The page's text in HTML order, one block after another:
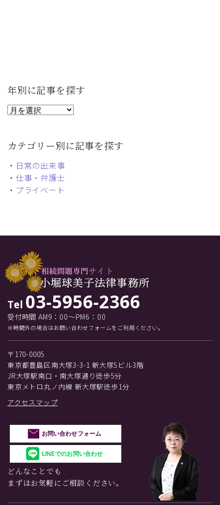
送
り
年別に記事を探す
カテゴリー別に記事を探す
・ 日常の出来事
・ 仕事・弁護士
・ プライベート
Tel 03-5956-2366
受付時間 AM9：00～PM6：00
※時間外の場合はお問い合わせフォームをご利用ください。
〒170-0005
東京都豊島区南大塚3-3-1 新大塚Sビル3階
JR大塚駅南口・南大塚通り徒歩5分
東京メトロ丸ノ内線 新大塚駅徒歩1分
アクセスマップ
お問い合わせフォーム
LINEでのお問い合わせ
どんなことでも
まずはお気軽にご相談ください。